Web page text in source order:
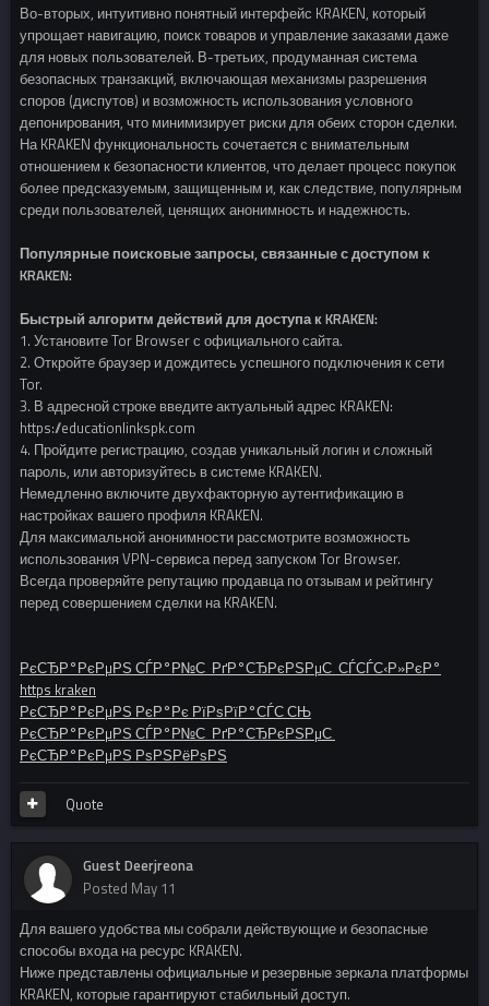
Во-вторых, интуитивно понятный интерфейс KRAKEN, который
упрощает навигацию, поиск товаров и управление заказами даже
для новых пользователей. В-третьих, продуманная система
безопасных транзакций, включающая механизмы разрешения
споров (диспутов) и возможность использования условного
депонирования, что минимизирует риски для обеих сторон сделки.
На KRAKEN функциональность сочетается с внимательным
отношением к безопасности клиентов, что делает процесс покупок
более предсказуемым, защищенным и, как следствие, популярным
среди пользователей, ценящих анонимность и надежность.
Популярные поисковые запросы, связанные с доступом к
KRAKEN:
Быстрый алгоритм действий для доступа к KRAKEN:
1. Установите Tor Browser с официального сайта.
2. Откройте браузер и дождитесь успешного подключения к сети
Tor.
3. В адресной строке введите актуальный адрес KRAKEN:
https://educationlinkspk.com
4. Пройдите регистрацию, создав уникальный логин и сложный
пароль, или авторизуйтесь в системе KRAKEN.
Немедленно включите двухфакторную аутентификацию в
настройках вашего профиля KRAKEN.
Для максимальной анонимности рассмотрите возможность
использования VPN-сервиса перед запуском Tor Browser.
Всегда проверяйте репутацию продавца по отзывам и рейтингу
перед совершением сделки на KRAKEN.
РєСЂР°РєРµРЅ СЃР°Р№С‚ РґР°СЂРєРЅРµС‚ СЃСЃС‹Р»РєР°
https kraken
РєСЂР°РєРµРЅ РєР°Рє РїРѕРїР°СЃС‚СЊ
РєСЂР°РєРµРЅ СЃР°Р№С‚ РґР°СЂРєРЅРµС‚
РєСЂР°РєРµРЅ РѕРЅРёРѕРЅ
Quote
Guest Deerjreona
Posted May 11
Для вашего удобства мы собрали действующие и безопасные
способы входа на ресурс KRAKEN.
Ниже представлены официальные и резервные зеркала платформы
KRAKEN, которые гарантируют стабильный доступ.